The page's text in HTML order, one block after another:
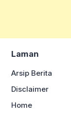
Laman
Arsip Berita
Disclaimer
Home